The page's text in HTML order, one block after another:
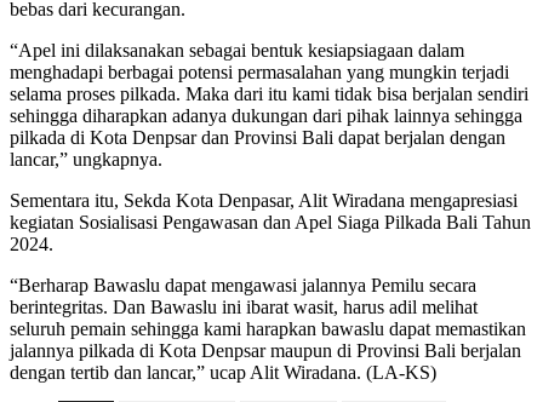
bebas dari kecurangan.
“Apel ini dilaksanakan sebagai bentuk kesiapsiagaan dalam
menghadapi berbagai potensi permasalahan yang mungkin terjadi
selama proses pilkada. Maka dari itu kami tidak bisa berjalan sendiri
sehingga diharapkan adanya dukungan dari pihak lainnya sehingga
pilkada di Kota Denpsar dan Provinsi Bali dapat berjalan dengan
lancar,” ungkapnya.
Sementara itu, Sekda Kota Denpasar, Alit Wiradana mengapresiasi
kegiatan Sosialisasi Pengawasan dan Apel Siaga Pilkada Bali Tahun
2024.
“Berharap Bawaslu dapat mengawasi jalannya Pemilu secara
berintegritas. Dan Bawaslu ini ibarat wasit, harus adil melihat
seluruh pemain sehingga kami harapkan bawaslu dapat memastikan
jalannya pilkada di Kota Denpsar maupun di Provinsi Bali berjalan
dengan tertib dan lancar,” ucap Alit Wiradana. (LA-KS)